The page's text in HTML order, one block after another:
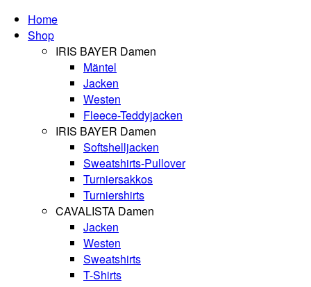
Home
Shop
IRIS BAYER Damen
Mäntel
Jacken
Westen
Fleece-Teddyjacken
IRIS BAYER Damen
Softshelljacken
Sweatshirts-Pullover
Turniersakkos
Turniershirts
CAVALISTA Damen
Jacken
Westen
Sweatshirts
T-Shirts